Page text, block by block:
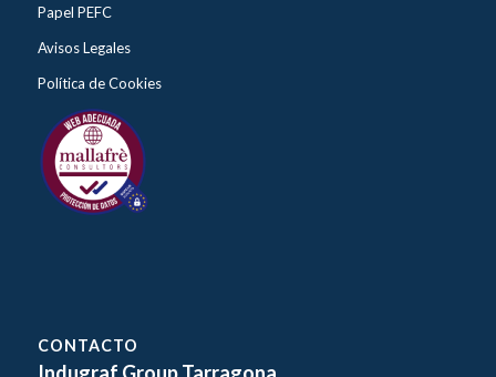
Papel PEFC
Avisos Legales
Política de Cookies
CONTACTO